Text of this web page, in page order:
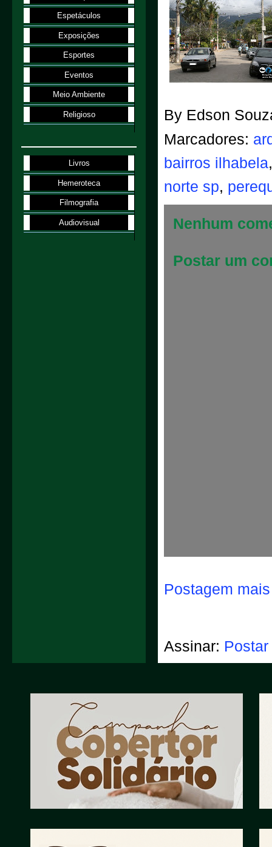
By Edson
Marcadores:
bairros ilhabela
norte sp,
Nenhum
Postar um
Postagem
Assinar:
Espetáculos
Exposições
Esportes
Eventos
Meio Ambiente
Religioso
Livros
Hemeroteca
Filmografia
Audiovisual